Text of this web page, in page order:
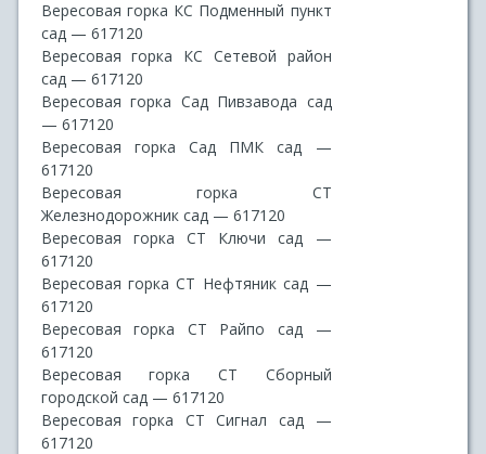
Вересовая горка КС Подменный пункт
сад — 617120
Вересовая горка КС Сетевой район
сад — 617120
Вересовая горка Сад Пивзавода сад
— 617120
Вересовая горка Сад ПМК сад —
617120
Вересовая горка СТ
Железнодорожник сад — 617120
Вересовая горка СТ Ключи сад —
617120
Вересовая горка СТ Нефтяник сад —
617120
Вересовая горка СТ Райпо сад —
617120
Вересовая горка СТ Сборный
городской сад — 617120
Вересовая горка СТ Сигнал сад —
617120